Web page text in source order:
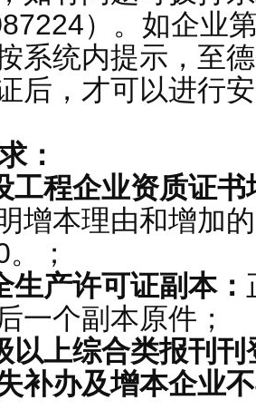
）。如企业
系统内提示，至
后，才可以进行
：
工程企业资质证
增本理由和增加
；
生产许可证副本：
一个副本原件；
以上综合类报刊
补办及增本企业